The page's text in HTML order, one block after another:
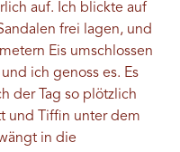
auf. Ich blickte auf
frei lagen, und
Eis umschlossen
ich genoss es. Es
der Tag so plötzlich
und Tiffin unter dem
in die